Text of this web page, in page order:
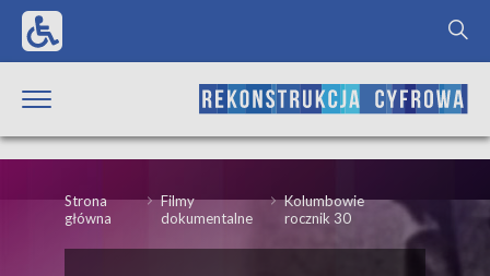
Strona
główna
Filmy
dokumentalne
Kolumbowie
rocznik 30